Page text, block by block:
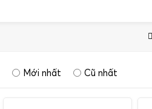
Mới nhất Cũ nhất